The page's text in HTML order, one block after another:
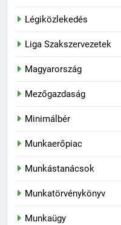
Légiközlekedés
Liga Szakszervezetek
Magyarország
Mezőgazdaság
Minimálbér
Munkaerőpiac
Munkástanácsok
Munkatörvénykönyv
Munkaügy